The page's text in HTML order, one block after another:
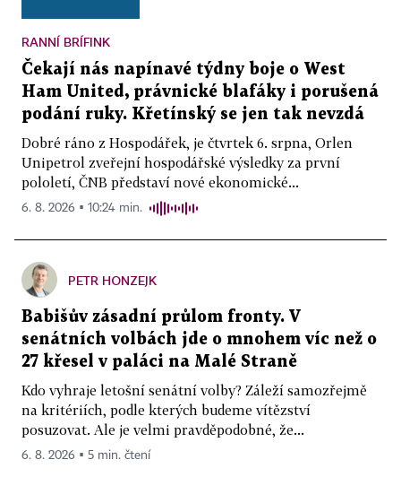
RANNÍ BRÍFINK
Čekají nás napínavé týdny boje o West
Ham United, právnické blafáky i porušená
podání ruky. Křetínský se jen tak nevzdá
Dobré ráno z Hospodářek, je čtvrtek 6. srpna, Orlen
Unipetrol zveřejní hospodářské výsledky za první
pololetí, ČNB představí nové ekonomické...
6. 8. 2026 ▪ 10:24 min.
PETR HONZEJK
Babišův zásadní průlom fronty. V
senátních volbách jde o mnohem víc než o
27 křesel v paláci na Malé Straně
Kdo vyhraje letošní senátní volby? Záleží samozřejmě
na kritériích, podle kterých budeme vítězství
posuzovat. Ale je velmi pravděpodobné, že...
6. 8. 2026 ▪ 5 min. čtení